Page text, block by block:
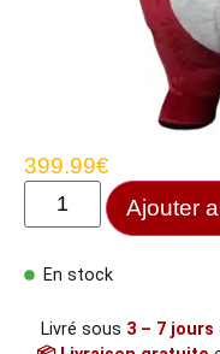
399.99€
Ajouter
En stock
Livré sous 3 – 7 jours